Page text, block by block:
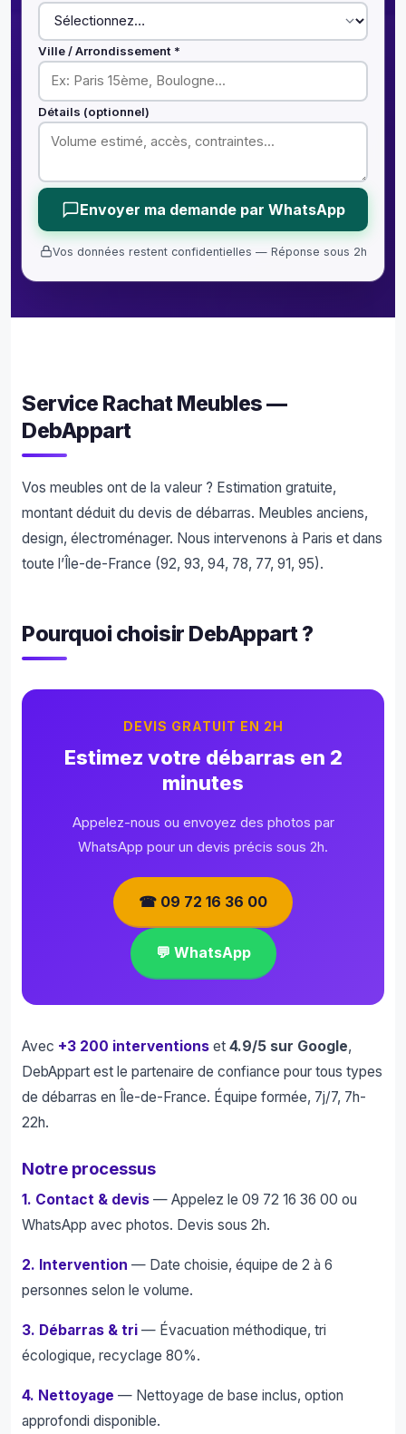
Ville / Arrondissement *
Détails (optionnel)
Envoyer ma demande par WhatsApp
Vos données restent confidentielles — Réponse sous 2h
Service Rachat Meubles —
DebAppart
Vos meubles ont de la valeur ? Estimation gratuite,
montant déduit du devis de débarras. Meubles anciens,
design, électroménager. Nous intervenons à Paris et dans
toute l’Île-de-France (92, 93, 94, 78, 77, 91, 95).
Pourquoi choisir DebAppart ?
DEVIS GRATUIT EN 2H
Estimez votre débarras en 2
minutes
Appelez-nous ou envoyez des photos par
WhatsApp pour un devis précis sous 2h.
☎ 09 72 16 36 00
💬 WhatsApp
Avec +3 200 interventions et 4.9/5 sur Google,
DebAppart est le partenaire de confiance pour tous types
de débarras en Île-de-France. Équipe formée, 7j/7, 7h-
22h.
Notre processus
1. Contact & devis — Appelez le 09 72 16 36 00 ou
WhatsApp avec photos. Devis sous 2h.
2. Intervention — Date choisie, équipe de 2 à 6
personnes selon le volume.
3. Débarras & tri — Évacuation méthodique, tri
écologique, recyclage 80%.
4. Nettoyage — Nettoyage de base inclus, option
approfondi disponible.